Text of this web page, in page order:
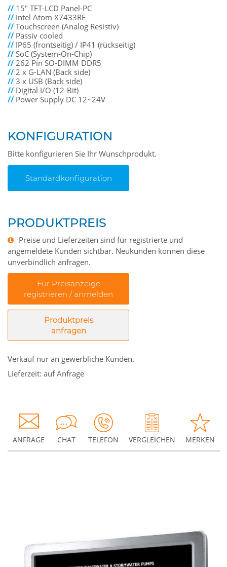
// 15" TFT-LCD Panel-PC
// Intel Atom X7433RE
//Touchscreen (Analog Resistiv)
// Passiv cooled
// IP65 (frontseitig) / IP41 (rückseitig)
//SoC (System-On-Chip)
//262 Pin SO-DIMM DDR5
//2 x G-LAN (Back side)
//3 x USB (Back side)
// Digital I/O (12-Bit)
// Power Supply DC 12~24V
KONFIGURATION
Bitte konfigurieren Sie Ihr Wunschprodukt.
Standardkonfiguration
PRODUKTPREIS
Preise und Lieferzeiten sind für registrierte und
angemeldete Kunden sichtbar. Neukunden können diese
unverbindlich anfragen.
Für Preisanzeige
registrieren / anmelden
Produktpreis
anfragen
Verkauf nur an gewerbliche Kunden.
Lieferzeit: auf Anfrage
ANFRAGE CHAT TELEFON VERGLEICHEN MERKEN